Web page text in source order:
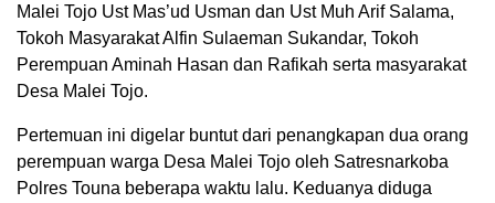
Malei Tojo Ust Mas’ud Usman dan Ust Muh Arif Salama,
Tokoh Masyarakat Alfin Sulaeman Sukandar, Tokoh
Perempuan Aminah Hasan dan Rafikah serta masyarakat
Desa Malei Tojo.
Pertemuan ini digelar buntut dari penangkapan dua orang
perempuan warga Desa Malei Tojo oleh Satresnarkoba
Polres Touna beberapa waktu lalu. Keduanya diduga